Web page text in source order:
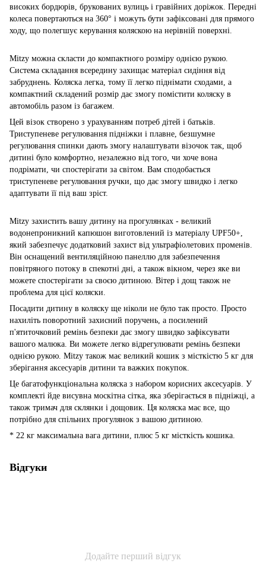
високих бордюрів, брукованих вулиць і гравійних доріжок. Передні
колеса повертаються на 360° і можуть бути зафіксовані для прямого
ходу, що полегшує керування коляскою на нерівній поверхні.
Mitzy можна скласти до компактного розміру однією рукою.
Система складання всередину захищає матеріал сидіння від
забруднень. Коляска легка, тому її легко піднімати сходами, а
компактний складений розмір дає змогу помістити коляску в
автомобіль разом із багажем.
Цей візок створено з урахуванням потреб дітей і батьків.
Триступеневе регулювання підніжки і плавне, безшумне
регулювання спинки дають змогу налаштувати візочок так, щоб
дитині було комфортно, незалежно від того, чи хоче вона
подрімати, чи спостерігати за світом. Вам сподобається
триступеневе регулювання ручки, що дає змогу швидко і легко
адаптувати її під ваш зріст.
Mitzy захистить вашу дитину на прогулянках - великий
водонепроникний капюшон виготовлений із матеріалу UPF50+,
який забезпечує додатковий захист від ультрафіолетових променів.
Він оснащений вентиляційною панеллю для забезпечення
повітряного потоку в спекотні дні, а також вікном, через яке ви
можете спостерігати за своєю дитиною. Вітер і дощ також не
проблема для цієї коляски.
Посадити дитину в коляску ще ніколи не було так просто. Просто
нахиліть поворотний захисний поручень, а посилений
п'ятиточковий ремінь безпеки дає змогу швидко зафіксувати
вашого малюка. Ви можете легко відрегулювати ремінь безпеки
однією рукою. Mitzy також має великий кошик з місткістю 5 кг для
зберігання аксесуарів дитини та важких покупок.
Це багатофункціональна коляска з набором корисних аксесуарів. У
комплекті йде висувна москітна сітка, яка зберігається в підніжці, а
також тримач для склянки і дощовик. Ця коляска має все, що
потрібно для спільних прогулянок з вашою дитиною.
* 22 кг максимальна вага дитини, плюс 5 кг місткість кошика.
Відгуки
Додайте перший відгук